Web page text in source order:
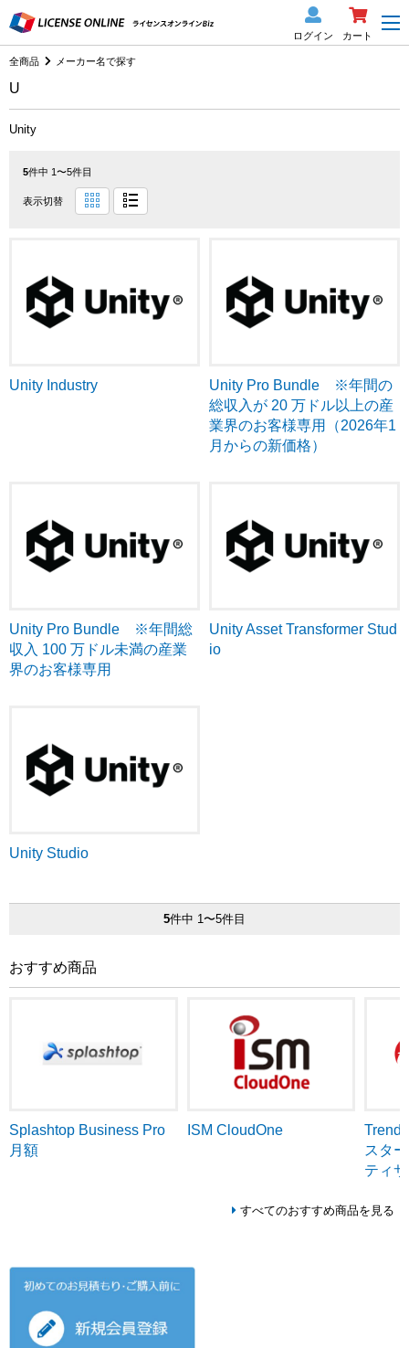
ログイン カート
全商品 メーカー名で探す
U
Unity
5件中 1〜5件目
表示切替
Unity Industry
Unity Pro Bundle ※年間の
総収入が 20 万ドル以上の産
業界のお客様専用（2026年1
月からの新価格）
Unity Pro Bundle ※年間総
収入 100 万ドル未満の産業
界のお客様専用
Unity Asset Transformer Stud
io
Unity Studio
5件中 1〜5件目
おすすめ商品
Splashtop Business Pro
月額
ISM CloudOne
Trend
スタ
ティ
すべてのおすすめ商品を見る